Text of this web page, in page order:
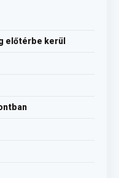
előtérbe kerül